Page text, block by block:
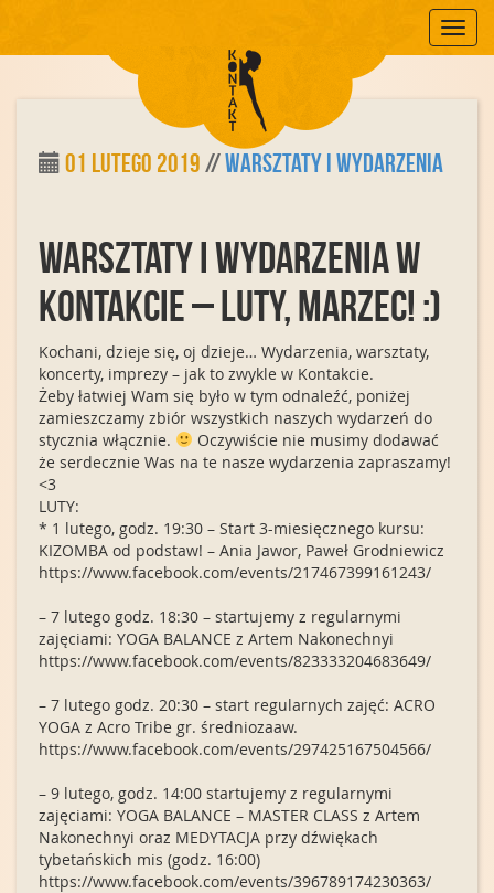
Mobile
01 lutego 2019//Warsztaty i Wydarzenia
Warsztaty i wydarzenia w
Kontakcie – luty, marzec! :)
Kochani, dzieje się, oj dzieje… Wydarzenia, warsztaty,
koncerty, imprezy – jak to zwykle w Kontakcie.
Żeby łatwiej Wam się było w tym odnaleźć, poniżej
zamieszczamy zbiór wszystkich naszych wydarzeń do
stycznia włącznie.
Oczywiście nie musimy dodawać
że serdecznie Was na te nasze wydarzenia zapraszamy!
<3
LUTY:
* 1 lutego, godz. 19:30 – Start 3-miesięcznego kursu:
KIZOMBA od podstaw! – Ania Jawor, Paweł Grodniewicz
https://www.facebook.com/events/217467399161243/
– 7 lutego godz. 18:30 – startujemy z regularnymi
zajęciami: YOGA BALANCE z Artem Nakonechnyi
https://www.facebook.com/events/823333204683649/
– 7 lutego godz. 20:30 – start regularnych zajęć: ACRO
YOGA z Acro Tribe gr. średniozaaw.
https://www.facebook.com/events/297425167504566/
– 9 lutego, godz. 14:00 startujemy z regularnymi
zajęciami: YOGA BALANCE – MASTER CLASS z Artem
Nakonechnyi oraz MEDYTACJA przy dźwiękach
tybetańskich mis (godz. 16:00)
https://www.facebook.com/events/396789174230363/